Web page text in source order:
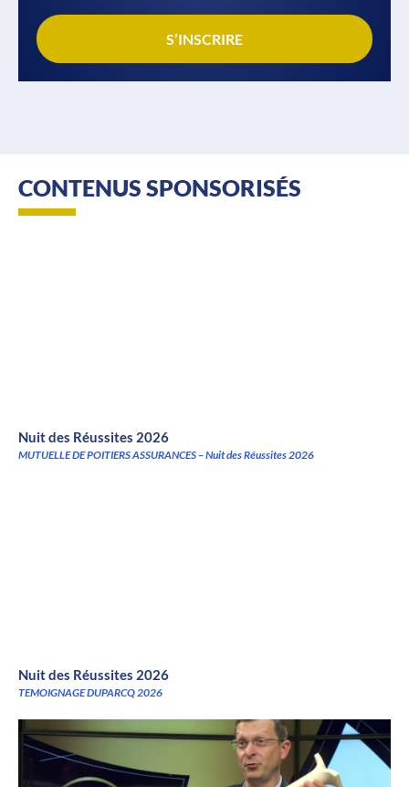
S’INSCRIRE
CONTENUS SPONSORISÉS
Nuit des Réussites 2026
MUTUELLE DE POITIERS ASSURANCES – Nuit des Réussites 2026
Nuit des Réussites 2026
TEMOIGNAGE DUPARCQ 2026